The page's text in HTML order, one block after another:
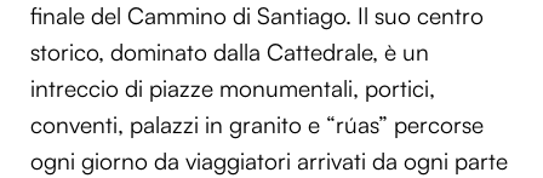
finale del Cammino di Santiago. Il suo centro
storico, dominato dalla Cattedrale, è un
intreccio di piazze monumentali, portici,
conventi, palazzi in granito e “rúas” percorse
ogni giorno da viaggiatori arrivati da ogni parte